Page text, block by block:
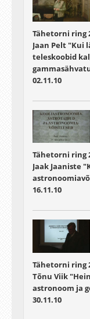
Tähetorni ring
Jaan Pelt "Kui
teleskoobid
02.11.10
Tähetorni ring
Jaak Jaaniste
16.11.10
Tähetorni ring
Tõnu Viik
astronoom ja
30.11.10